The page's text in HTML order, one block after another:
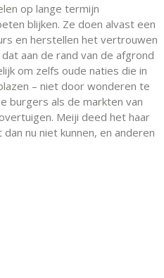
op lange termijn
blijken. Ze doen alvast een
en herstellen het vertrouwen
aan de rand van de afgrond
om zelfs oude naties die in
– niet door wonderen te
burgers als de markten van
Meiji deed het haar
nu niet kunnen, en anderen